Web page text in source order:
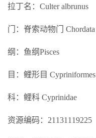
拉丁名：Culter albrunus
门：脊索动物门 Chordata
纲：鱼纲Pisces
目：鲤形目 Cypriniformes
科：鲤科 Cyprinidae
资源编码：21131119225